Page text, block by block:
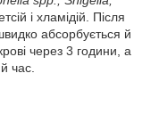
і хламідій. Після
абсорбується й
через 3 години, а
час.